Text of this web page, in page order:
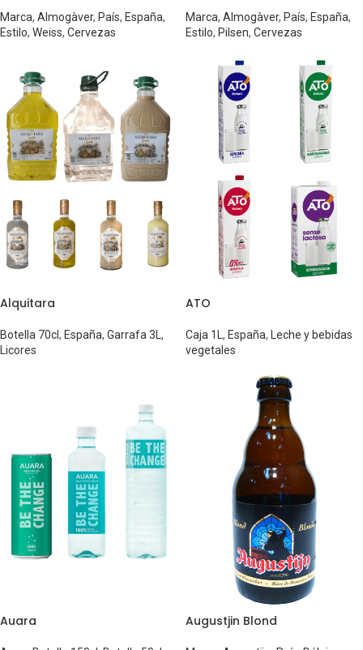
Marca, Almogàver, País, España,
Estilo, Weiss, Cervezas
Marca, Almogàver, País, España,
Estilo, Pilsen, Cervezas
Alquitara
Botella 70cl, España, Garrafa 3L ,
Licores
ATO
Caja 1L , España,
Leche y bebidas
vegetales
Auara Augustjin Blond